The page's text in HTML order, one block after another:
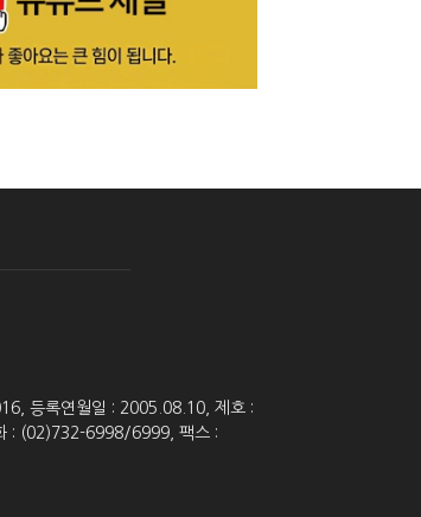
등록연월일 : 2005.08.10, 제호 :
: (02)732-6998/6999, 팩스 :